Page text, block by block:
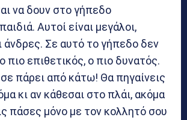
να δουν στο γήπεδο
Αυτοί είναι μεγάλοι,
άνδρες. Σε αυτό το γήπεδο δεν
πιο επιθετικός, ο πιο δυνατός.
πάρει από κάτω! Θα πηγαίνεις
κι αν κάθεσαι στο πλάι, ακόμα
πάσες μόνο με τον κολλητό σου